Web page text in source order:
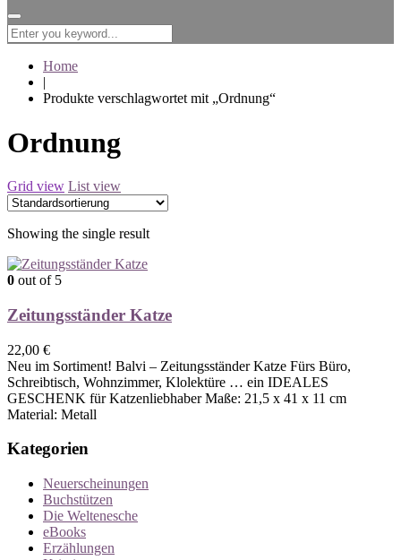
for:
Home
|
Produkte verschlagwortet mit „Ordnung“
Ordnung
Grid view List view
Showing the single result
0 out of 5
Zeitungsständer Katze
22,00 €
Neu im Sortiment! Balvi – Zeitungsständer Katze Fürs Büro,
Schreibtisch, Wohnzimmer, Klolektüre … ein IDEALES
GESCHENK für Katzenliebhaber Maße: 21,5 x 41 x 11 cm
Material: Metall
Kategorien
Neuerscheinungen
Buchstützen
Die Weltenesche
eBooks
Erzählungen